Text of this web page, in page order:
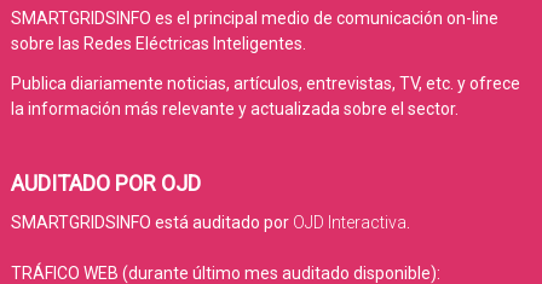
SMARTGRIDSINFO es el principal medio de comunicación on-line
sobre las Redes Eléctricas Inteligentes.
Publica diariamente noticias, artículos, entrevistas, TV, etc. y ofrece
la información más relevante y actualizada sobre el sector.
AUDITADO POR OJD
SMARTGRIDSINFO está auditado por OJD Interactiva
TRÁFICO WEB (durante último mes auditado disponible):